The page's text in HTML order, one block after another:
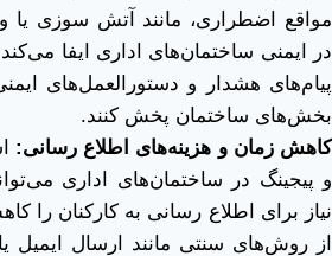
مواقع اضطراری، مانند آتش ‌سوزی یا
در ایمنی ساختمان‌های اداری ایفا
پیام‌های هشدار و دستورالعمل‌های
بخش‌های ساختمان پخش کنند.
کاهش زمان و هزینه‌های اطلاع ‌رسانی:
و پیجینگ در ساختمان‌های اداری
نیاز برای اطلاع ‌رسانی به کارکنان را
از روش‌های سنتی مانند ارسال ایمیل یا